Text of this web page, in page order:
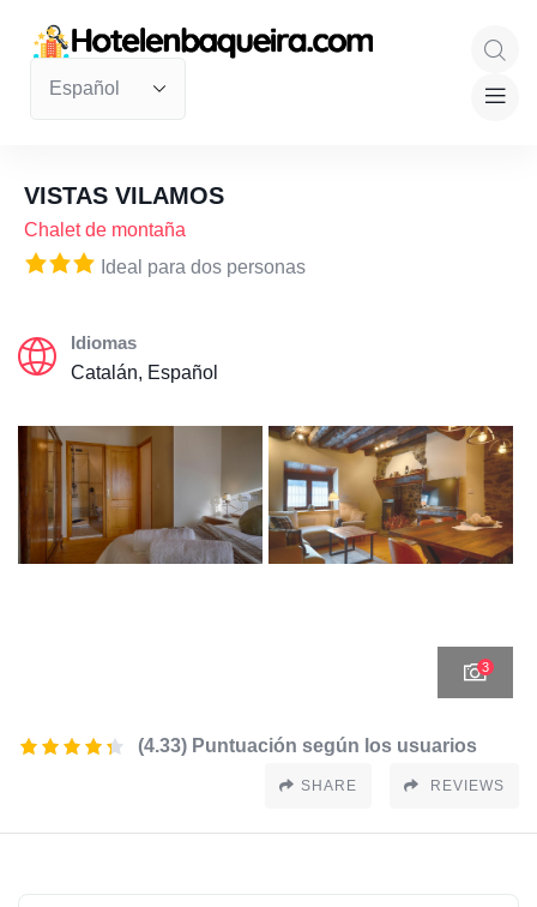
VISTAS VILAMOS
Chalet de montaña
Ideal para dos personas
Idiomas
Catalán, Español
3
(4.33) Puntuación según los usuarios
SHARE REVIEWS